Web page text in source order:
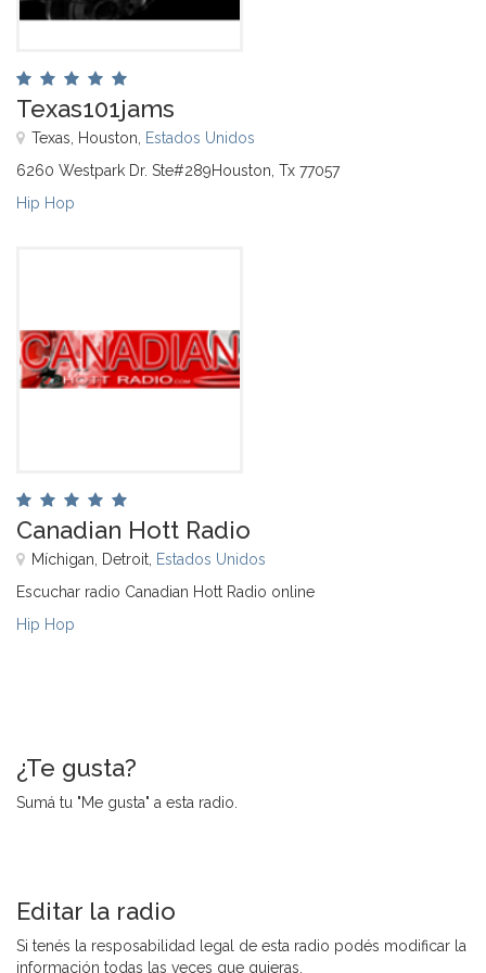
Texas101jams
Texas, Houston, Estados Unidos
6260 Westpark Dr. Ste#289Houston, Tx 77057
Hip Hop
Canadian Hott Radio
Míchigan, Detroit, Estados Unidos
Escuchar radio Canadian Hott Radio online
Hip Hop
¿Te gusta?
Sumá tu "Me gusta" a esta radio.
Editar la radio
Si tenés la resposabilidad legal de esta radio podés modificar la
información todas las veces que quieras.